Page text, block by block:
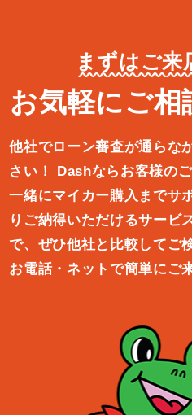
まずはご来
お気軽にご相
他社でローン審査が通らな
さい！
Dashならお客様の
一緒にマイカー購入ま でサ
りご納得いただけるサービ
で、ぜひ他社と比較してご
お電話・ネットで簡単にご